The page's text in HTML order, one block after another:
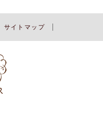
サイトマップ